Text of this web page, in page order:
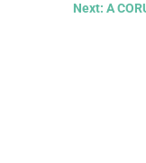
Next: A